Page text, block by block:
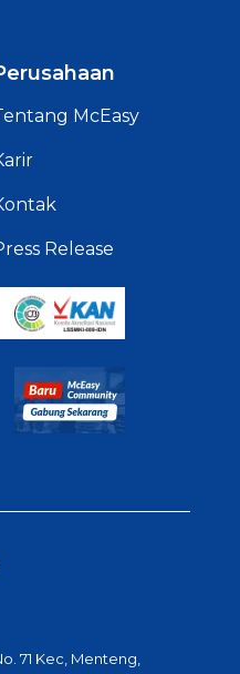
McEasy
Release
71 Kec, Menteng,